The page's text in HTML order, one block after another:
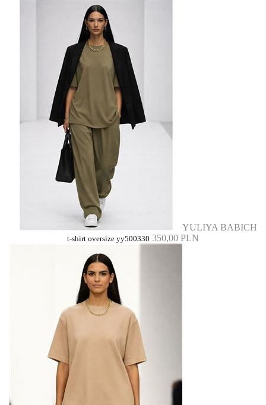
YULIYA BABICH
t-shirt oversize yy500330 350,00 PLN